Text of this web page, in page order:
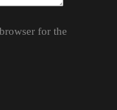
for the